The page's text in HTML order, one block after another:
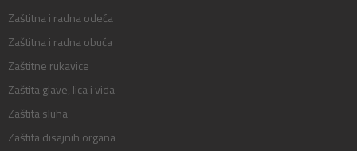
Zaštitna i radna odeća
Zaštitna i radna obuća
Zaštitne rukavice
Zaštita glave, lica i vida
Zaštita sluha
Zaštita disajnih organa